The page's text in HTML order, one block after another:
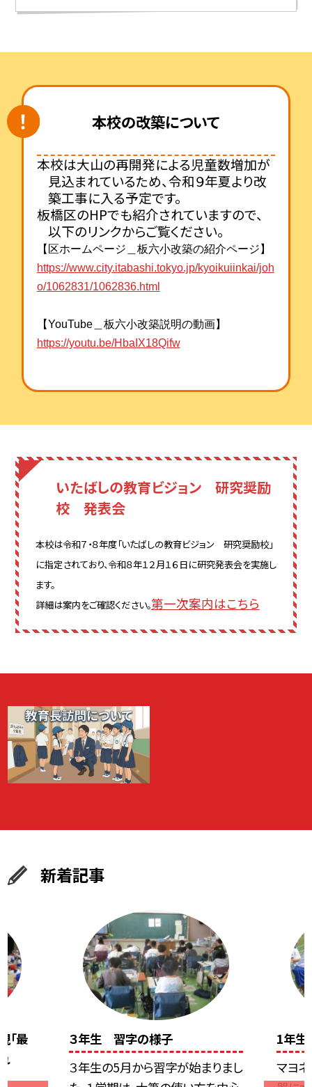
本校の改築について
本校は大山の再開発による児童数増加が
見込まれているため、令和９年夏より改
築工事に入る予定です。
板橋区のHPでも紹介されていますので、
以下のリンクからご覧ください。
【区ホームページ＿板六小改築の紹介ページ】
https://www.city.itabashi.tokyo.jp/kyoikuiinkai/joh
o/1062831/1062836.html
【YouTube＿板六小改築説明の動画】
https://youtu.be/HbaIX18Qifw
いたばしの教育ビジョン 研究奨励
校 発表会
本校は令和７・８年度「いたばしの教育ビジョン 研究奨励校」
に指定されており、令和８年１２月１６日に研究発表会を実施し
ます。
詳細は案内をご確認ください。第一次案内はこちら
新着記事
「最
３年生 習字の様子
３年生の5月から習字が始まりまし
1年生
マヨ